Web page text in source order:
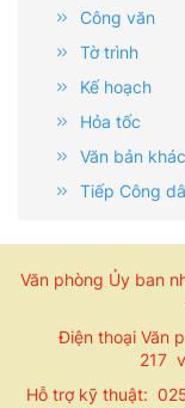
Công văn
Tờ trình
Kế hoạch
Hỏa tốc
Văn bản khác
Tiếp Công
Văn phòng Ủy ban
Điện thoại Văn
217
Hỗ trợ kỹ thuật: